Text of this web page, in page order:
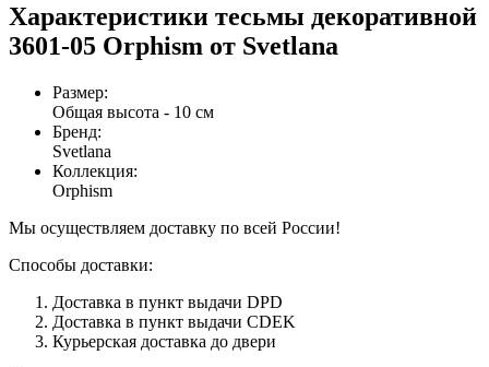
Характеристики тесьмы декоративной
3601-05 Orphism от Svetlana
Размер:
Общая высота - 10 см
Бренд:
Svetlana
Коллекция:
Orphism
Мы осуществляем доставку по всей России!
Способы доставки:
Доставка в пункт выдачи DPD
Доставка в пункт выдачи CDEK
Курьерская доставка до двери